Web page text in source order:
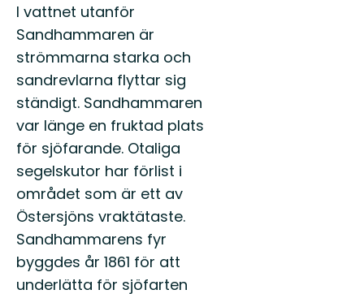
I vattnet utanför
Sandhammaren är
strömmarna starka och
sandrevlarna flyttar sig
ständigt. Sandhammaren
var länge en fruktad plats
för sjöfarande. Otaliga
segelskutor har förlist i
området som är ett av
Östersjöns vraktätaste.
Sandhammarens fyr
byggdes år 1861 för att
underlätta för sjöfarten